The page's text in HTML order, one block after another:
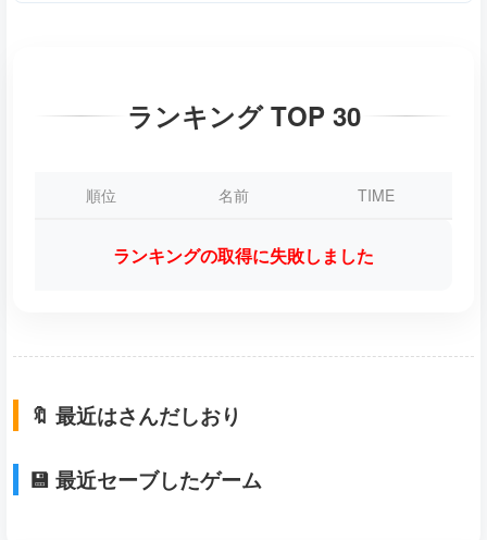
ランキング TOP 30
順位 名前 TIME
ランキングの取得に失敗しました
🔖 最近はさんだしおり
💾 最近セーブしたゲーム